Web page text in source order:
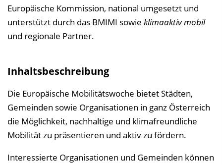
i
c
i
n
e
Europäische Kommission, national umgesetzt und
unterstützt durch das BMIMI sowie klimaaktiv mobil
und regionale Partner.
Inhaltsbeschreibung
Die Europäische Mobilitätswoche bietet Städten,
Gemeinden sowie Organisationen in ganz Österreich
die Möglichkeit, nachhaltige und klimafreundliche
Mobilität zu präsentieren und aktiv zu fördern.
Interessierte Organisationen und Gemeinden können